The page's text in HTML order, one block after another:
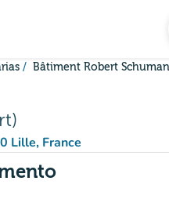
Bâtiment Robert Schuman
Lille, France
Maps)